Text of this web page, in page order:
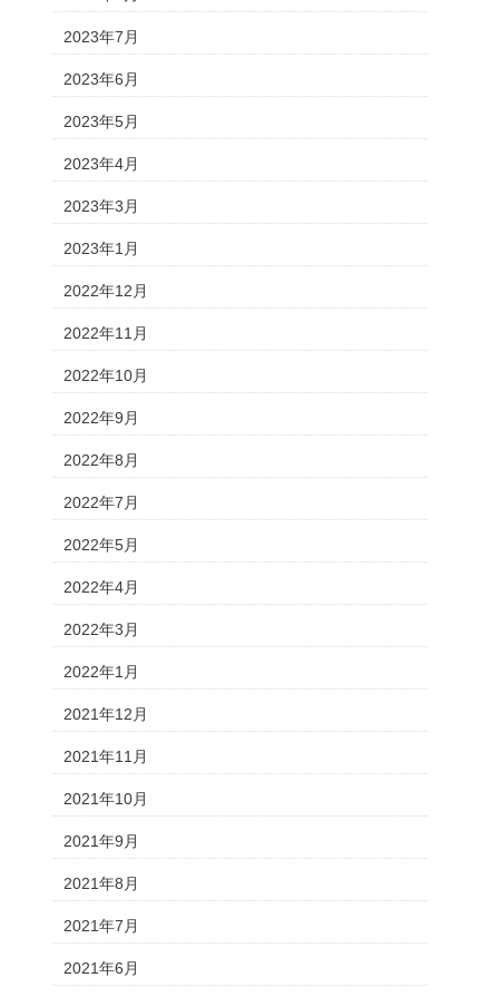
2023年7月
2023年6月
2023年5月
2023年4月
2023年3月
2023年1月
2022年12月
2022年11月
2022年10月
2022年9月
2022年8月
2022年7月
2022年5月
2022年4月
2022年3月
2022年1月
2021年12月
2021年11月
2021年10月
2021年9月
2021年8月
2021年7月
2021年6月